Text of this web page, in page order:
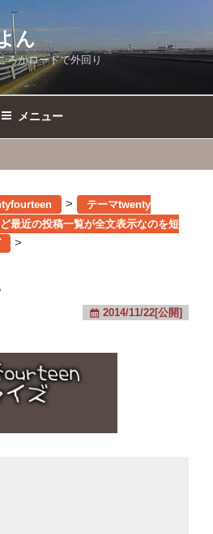
ん
ろかロードで外回り
メニュー
>
テーマtwenty
最近の投稿一覧が全文表示なのを短
>
2014/11/22[公開]